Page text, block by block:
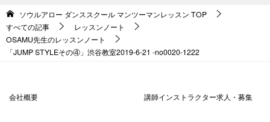
ソウルアロー ダンススクール マンツーマンレッスン TOP
すべての記事
レッスンノート
OSAMU先生のレッスンノート
「JUMP STYLEその④」渋谷教室2019-6-21 -no0020-1222
会社概要 講師インストラクター求人・募集